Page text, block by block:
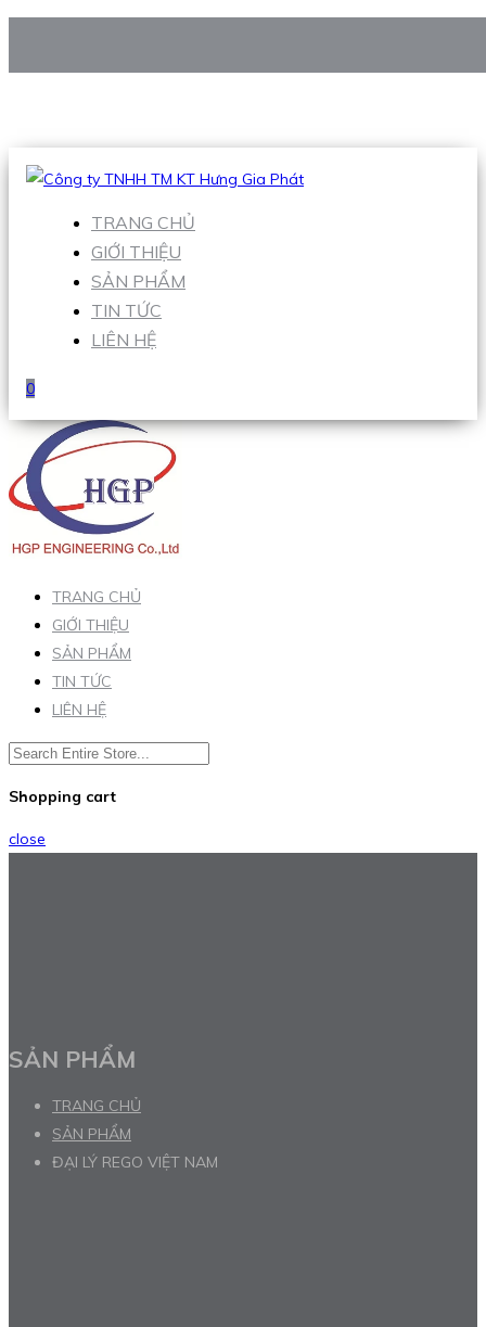
Hotline:0938 906 663
TRANG CHỦ
GIỚI THIỆU
SẢN PHẨM
TIN TỨC
LIÊN HỆ
0
TRANG CHỦ
GIỚI THIỆU
SẢN PHẨM
TIN TỨC
LIÊN HỆ
Shopping cart
close
SẢN PHẨM
TRANG CHỦ
SẢN PHẨM
ĐẠI LÝ REGO VIỆT NAM